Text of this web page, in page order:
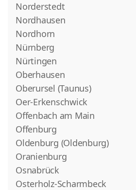
Norderstedt
Nordhausen
Nordhorn
Nürnberg
Nürtingen
Oberhausen
Oberursel (Taunus)
Oer-Erkenschwick
Offenbach am Main
Offenburg
Oldenburg (Oldenburg)
Oranienburg
Osnabrück
Osterholz-Scharmbeck